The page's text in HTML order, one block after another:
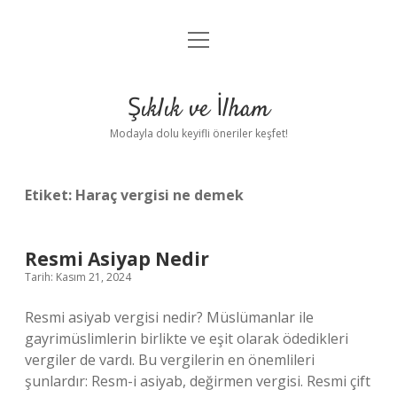
Anasayfa
Yasal Uyarı
menüyü
Şıklık ve İlham
Modayla dolu keyifli öneriler keşfet!
Etiket: Haraç vergisi ne demek
Resmi Asiyap Nedir
Tarih: Kasım 21, 2024
Resmi asiyab vergisi nedir? Müslümanlar ile
gayrimüslimlerin birlikte ve eşit olarak ödedikleri
vergiler de vardı. Bu vergilerin en önemlileri
şunlardır: Resm-i asiyab, değirmen vergisi. Resmi çift